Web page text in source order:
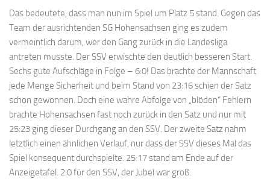
Das bedeutete, dass man nun im Spiel um Platz 5 stand. Gegen das
Team der ausrichtenden SG Hohensachsen ging es zudem
vermeintlich darum, wer den Gang zurück in die Landesliga
antreten musste. Der SSV erwischte den deutlich besseren Start.
Sechs gute Aufschläge in Folge – 6:0! Das brachte der Mannschaft
jede Menge Sicherheit und beim Stand von 23:16 schien der Satz
schon gewonnen. Doch eine wahre Abfolge von „blöden“ Fehlern
brachte Hohensachsen fast noch zurück in den Satz und nur mit
25:23 ging dieser Durchgang an den SSV. Der zweite Satz nahm
letztlich einen ähnlichen Verlauf, nur dass der SSV dieses Mal das
Spiel konsequent durchspielte. 25:17 stand am Ende auf der
Anzeigetafel. 2:0 für den SSV, der Jubel war groß.